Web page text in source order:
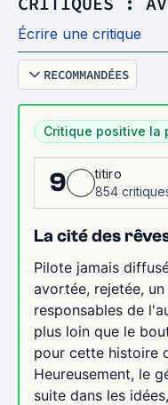
Écrire une critique
RECOMMANDÉES
Critique positive la
9
titiro
854
La cité des
Pilote jamais
avortée, rejetée,
responsables de
plus loin que le
pour cette histoire
Heureusement, le
suite dans les